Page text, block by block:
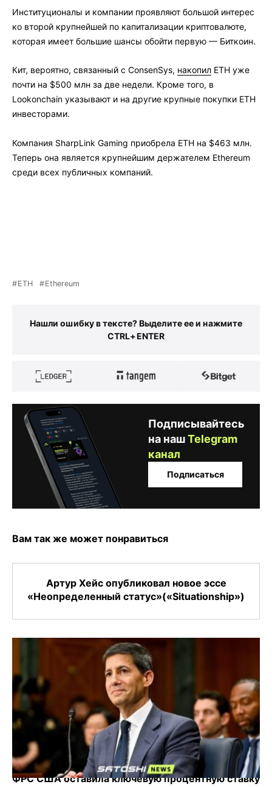
Институционалы и компании проявляют большой интерес
ко второй крупнейшей по капитализации криптовалюте,
которая имеет большие шансы обойти первую — Биткоин.
Кит, вероятно, связанный с ConsenSys, накопил ETH уже
почти на $500 млн за две недели. Кроме того, в
Lookonchain указывают и на другие крупные покупки ETH
инвесторами.
Компания SharpLink Gaming приобрела ЕТН на $463 млн.
Теперь она является крупнейшим держателем Ethereum
среди всех публичных компаний.
ETH Ethereum
Нашли ошибку в тексте? Выделите ее и нажмите
CTRL+ENTER
Подписывайтесь
на нашTelegram
канал
Подписаться
Вам так же может понравиться
Артур Хейс опубликовал новое эссе
«Неопределенный статус»(«Situationship»)
ФРС США оставила ключевую процентную ставку